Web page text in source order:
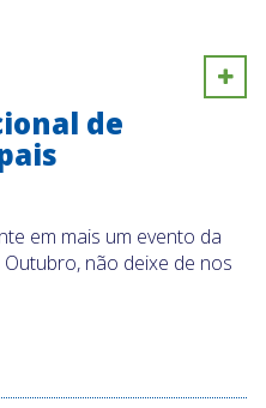
de
em mais um evento da
não deixe de nos